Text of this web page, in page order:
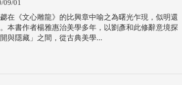
在《文心雕龍》的比興章中喻之為曙光乍現，似明還
本書作者楊雅惠治美學多年，以劉彥和此修辭意境探
與隱藏」之間，從古典美學...